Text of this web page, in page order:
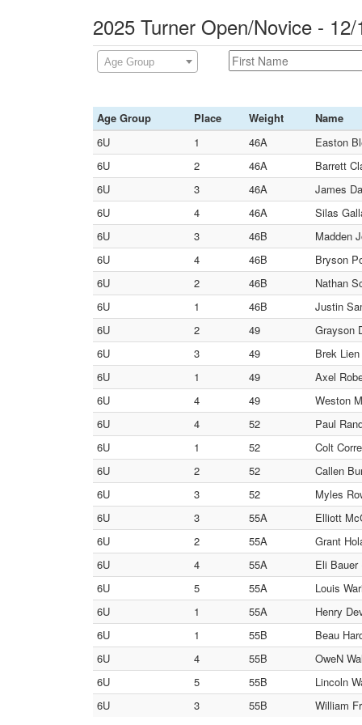
2025 Turner Open/Novice -
Age Group
Age Group Place Weight
Name
6U
1 46A
Easton
6U
2 46A
Barrett
6U
3 46A
James
6U
4 46A
Silas
6U
3 46B
Madden
6U
4 46B
Bryson
6U
2 46B
Nathan
6U
1 46B
Justin
6U
2 49
Grayson
6U
3 49
Brek
6U
1 49
Axel
6U
4 49
Weston
6U
4 52
Paul
6U
1 52
Colt
6U
2 52
Callen
6U
3 52
Myles
6U
3 55A
Elliott
6U
2 55A
Grant
6U
4 55A
Eli Bauer
6U
5 55A
Louis
6U
1 55A
Henry
6U
1 55B
Beau
6U
4 55B
OweN
6U
5 55B
Lincoln
6U
3 55B William